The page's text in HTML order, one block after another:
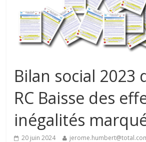
Bilan social 2023
RC Baisse des
inégalités
20 juin 2024